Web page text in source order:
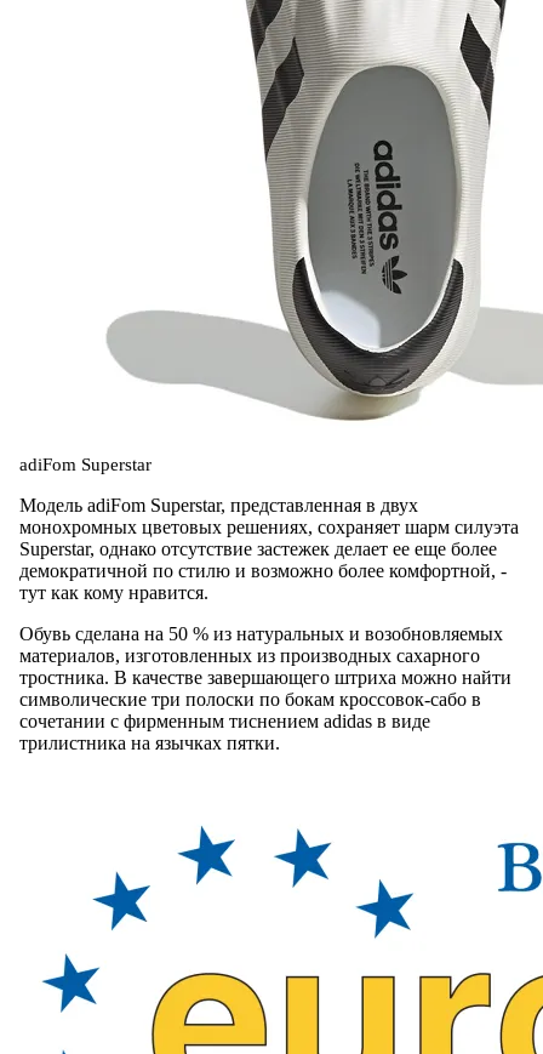
adiFom Superstar
Модель adiFom Superstar, представленная в двух
монохромных цветовых решениях, cохраняет шарм силуэта
Superstar, однако отсутствие застежек делает ее еще более
демократичной по стилю и возможно более комфортной, -
тут как кому нравится.
Обувь сделана на 50 % из натуральных и возобновляемых
материалов, изготовленных из производных сахарного
тростника. В качестве завершающего штриха можно найти
символические три полоски по бокам кроссовок-сабо в
сочетании с фирменным тиснением adidas в виде
трилистника на язычках пятки.